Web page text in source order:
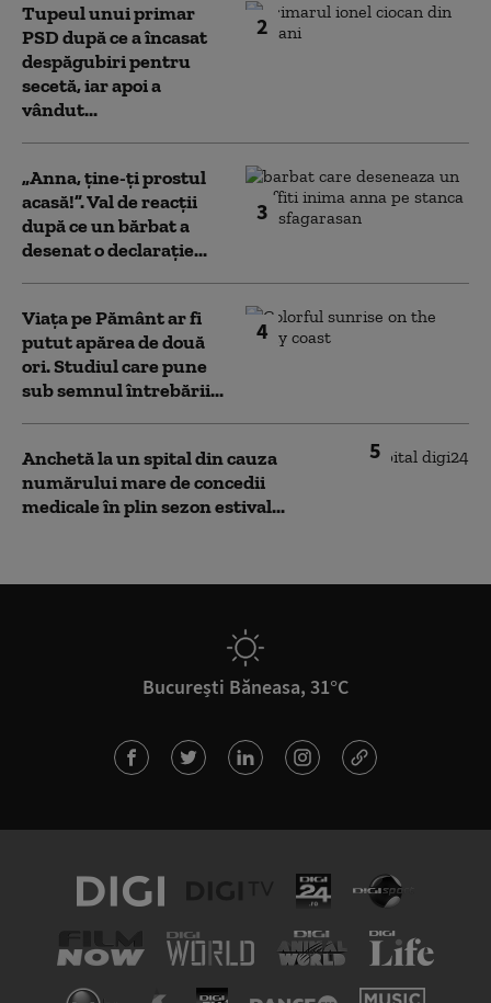
2
Tupeul unui primar
PSD după ce a încasat
despăgubiri pentru
secetă, iar apoi a
vândut...
3
„Anna, ţine-ţi prostul
acasă!”. Val de reacții
după ce un bărbat a
desenat o declarație...
4
Viața pe Pământ ar fi
putut apărea de două
ori. Studiul care pune
sub semnul întrebării...
5
Anchetă la un spital din cauza
numărului mare de concedii
medicale în plin sezon estival...
București Băneasa, 31°C